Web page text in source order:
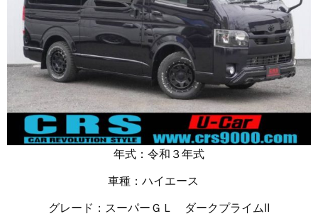
年式：令和３年式
車種：ハイエース
グレード：スーパーＧＬ ダークプライムⅡ